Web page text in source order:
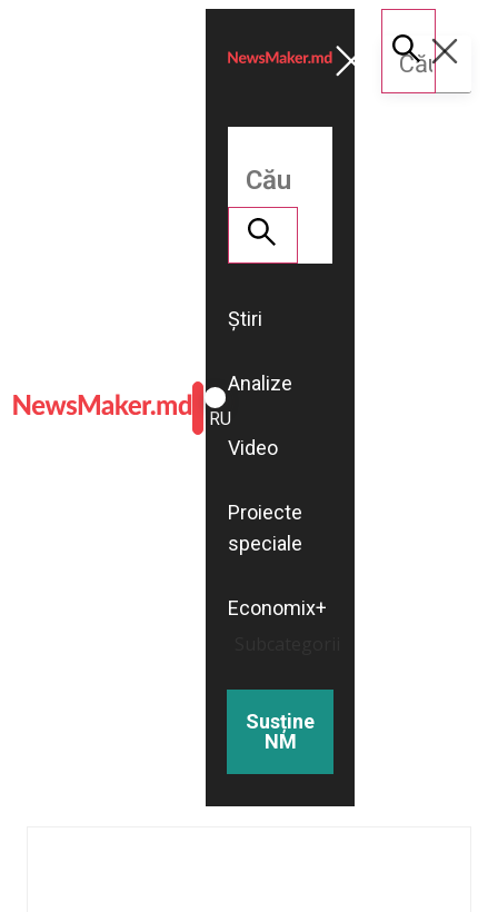
ROMÂNĂ
RU
Știri
Analize
Video
Proiecte
speciale
Economix+
Susține
NM